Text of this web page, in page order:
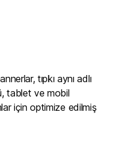
tıpkı aynı adlı
tablet ve mobil
için optimize edilmiş